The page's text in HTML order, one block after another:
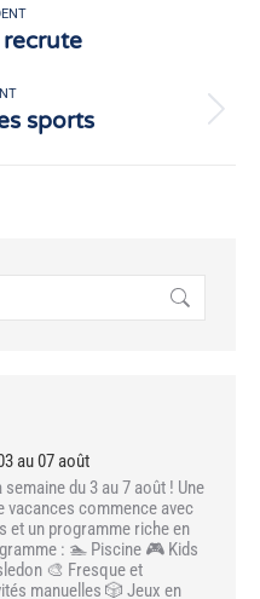
sports
au 07 août
du 3 au 7 août ! Une
vacances commence avec
et un programme riche en
: 🏊 Piscine 🎮 Kids
🎨 Fresque et
manuelles 🎲 Jeux en